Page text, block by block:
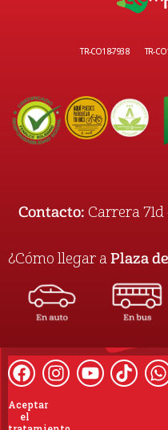
TR-CO18-7938 TR-
Contacto: Carrera
¿Cómo llegar a Plaza
Aceptar
el